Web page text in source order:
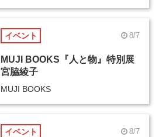
イベント 8/7
MUJI BOOKS『人と物』特別展
宮脇綾子
MUJI BOOKS
イベント 8/7